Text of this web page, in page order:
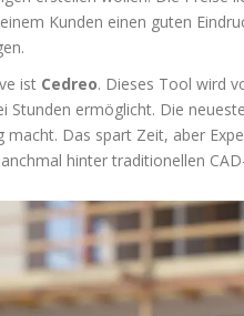
Kunden einen guten
ist Cedreo. Dieses Tool wird
Stunden ermöglicht. Die
macht. Das spart Zeit, aber
hinter traditionellen